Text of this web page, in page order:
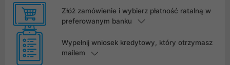
Złóż zamówienie i wybierz płatność ratalną w
preferowanym banku
Wypełnij wniosek kredytowy, który otrzymasz
mailem